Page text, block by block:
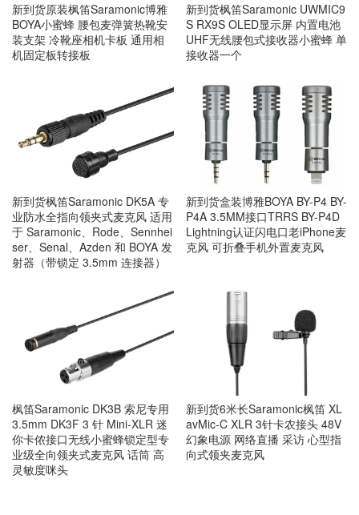
新到货原装枫笛Saramonic博雅
BOYA小蜜蜂 腰包麦弹簧热靴安
装支架 冷靴座相机卡板 通用相
机固定板转接板
新到货枫笛Saramonic UWMIC9
S RX9S OLED显示屏 内置电池
UHF无线腰包式接收器小蜜蜂 单
接收器一个
新到货枫笛Saramonic DK5A 专
业防水全指向领夹式麦克风 适用
于 Saramonic、Rode、Sennhei
ser、Senal、Azden 和 BOYA 发
射器（带锁定 3.5mm 连接器）
新到货盒装博雅BOYA BY-P4 BY-
P4A 3.5MM接口TRRS BY-P4D
Lightning认证闪电口老iPhone麦
克风 可折叠手机外置麦克风
枫笛Saramonic DK3B 索尼专用
3.5mm DK3F 3 针 Mini-XLR 迷
你卡侬接口无线小蜜蜂锁定型专
业级全向领夹式麦克风 话筒 高
灵敏度咪头
新到货6米长Saramonic枫笛 XL
avMic-C XLR 3针卡农接头 48V
幻象电源 网络直播 采访 心型指
向式领夹麦克风